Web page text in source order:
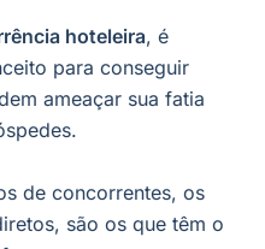
hoteleira, é
para conseguir
ameaçar sua fatia
de concorrentes, os
são os que têm o